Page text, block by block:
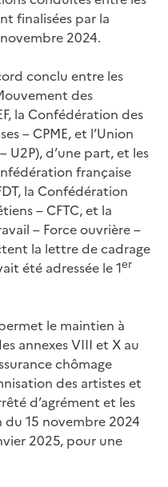
finalisées par la
2024.
conclu entre les
des
la Confédération des
– CPME, et l’Union
d’une part, et les
française
la Confédération
– CFTC, et la
– Force ouvrière –
la lettre de cadrage
été adressée le 1er
le maintien à
annexes VIII et X au
chômage
des artistes et
d’agrément et les
15 novembre 2024
2025, pour une